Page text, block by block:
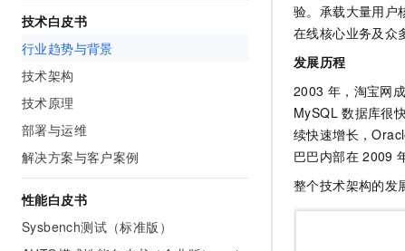
技术白皮书
行业趋势与背景
技术架构
技术原理
部署与运维
解决方案与客户案例
性能白皮书
Sysbench测试（标准版）
验。承载大量用户
在线核心业务及众
发展历程
2003 年，淘宝网
MySQL 数据库很
续快速增长，
巴巴内部在 2009
整个技术架构的发